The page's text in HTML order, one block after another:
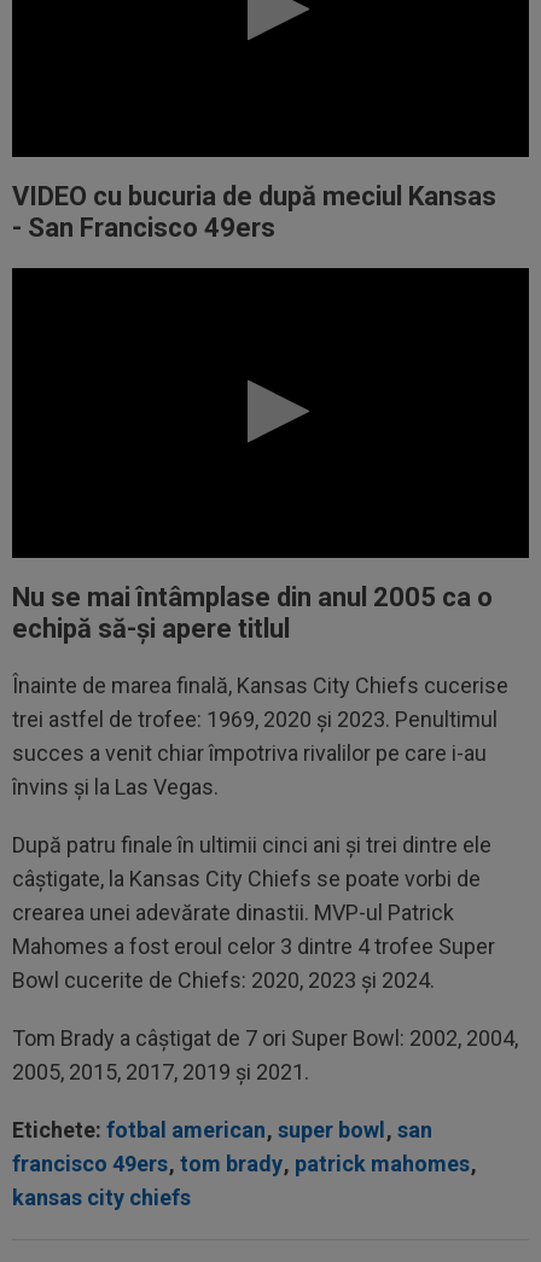
VIDEO cu bucuria de după meciul Kansas
- San Francisco 49ers
Nu se mai întâmplase din anul 2005 ca o
echipă să-și apere titlul
Înainte de marea finală, Kansas City Chiefs cucerise
trei astfel de trofee: 1969, 2020 și 2023. Penultimul
succes a venit chiar împotriva rivalilor pe care i-au
învins și la Las Vegas.
După patru finale în ultimii cinci ani și trei dintre ele
câștigate, la Kansas City Chiefs se poate vorbi de
crearea unei adevărate dinastii. MVP-ul Patrick
Mahomes a fost eroul celor 3 dintre 4 trofee Super
Bowl cucerite de Chiefs: 2020, 2023 și 2024.
Tom Brady a câștigat de 7 ori Super Bowl: 2002, 2004,
2005, 2015, 2017, 2019 și 2021.
Etichete: fotbal american, super bowl , san
francisco 49ers, tom brady, patrick mahomes,
kansas city chiefs